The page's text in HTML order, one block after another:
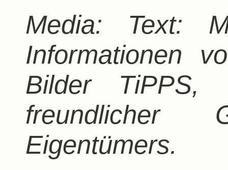
Media: Text:
Informationen
Bilder TiPPS,
freundlicher
Eigentümers.